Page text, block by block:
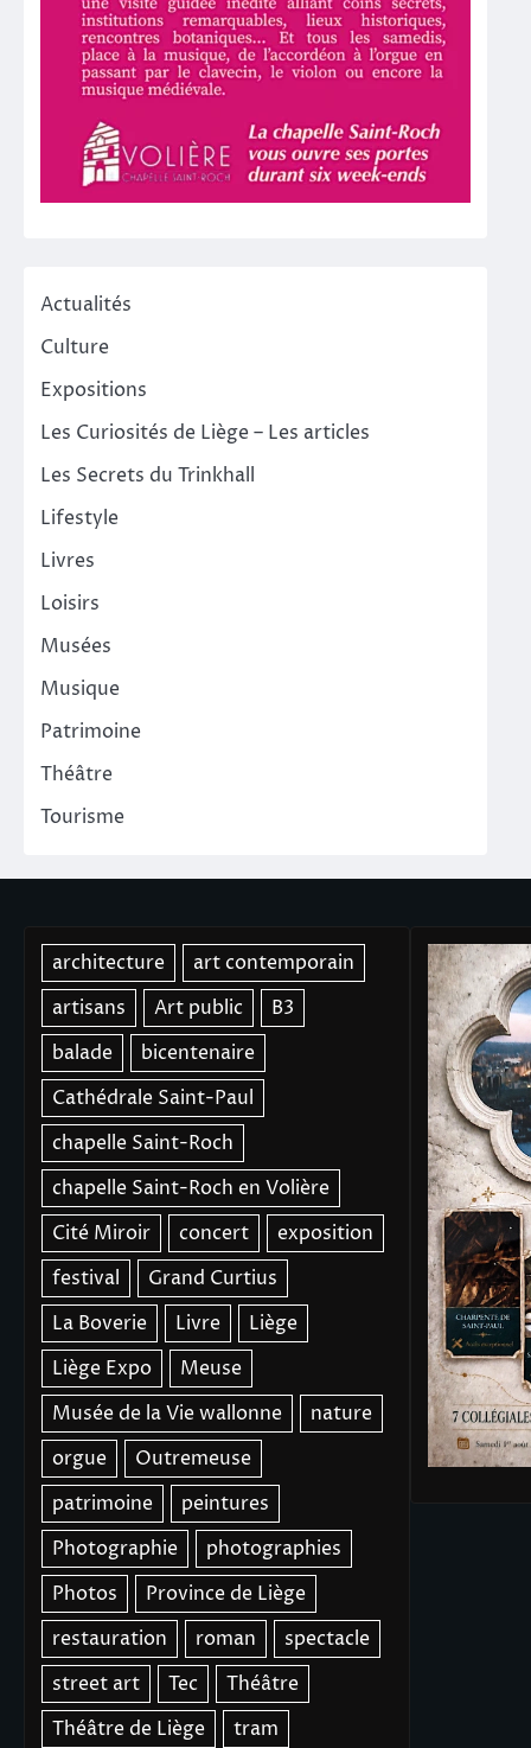
Actualités
Culture
Expositions
Les Curiosités de Liège – Les articles
Les Secrets du Trinkhall
Lifestyle
Livres
Loisirs
Musées
Musique
Patrimoine
Théâtre
Tourisme